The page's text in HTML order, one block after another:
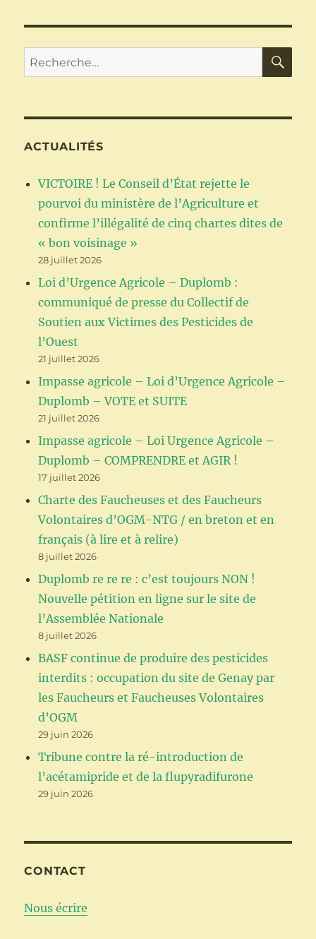
interdiction
confirmée
par
Recherche
pour :
ACTUALITÉS
VICTOIRE ! Le Conseil d’État rejette le
pourvoi du ministère de l’Agriculture et
confirme l’illégalité de cinq chartes dites de
« bon voisinage »
28 juillet 2026
Loi d’Urgence Agricole – Duplomb :
communiqué de presse du Collectif de
Soutien aux Victimes des Pesticides de
l’Ouest
21 juillet 2026
Impasse agricole – Loi d’Urgence Agricole –
Duplomb – VOTE et SUITE
21 juillet 2026
Impasse agricole – Loi Urgence Agricole –
Duplomb – COMPRENDRE et AGIR !
17 juillet 2026
Charte des Faucheuses et des Faucheurs
Volontaires d’OGM-NTG / en breton et en
français (à lire et à relire)
8 juillet 2026
Duplomb re re re : c’est toujours NON !
Nouvelle pétition en ligne sur le site de
l’Assemblée Nationale
8 juillet 2026
BASF continue de produire des pesticides
interdits : occupation du site de Genay par
les Faucheurs et Faucheuses Volontaires
d’OGM
29 juin 2026
Tribune contre la ré-introduction de
l’acétamipride et de la flupyradifurone
29 juin 2026
CONTACT
Nous écrire